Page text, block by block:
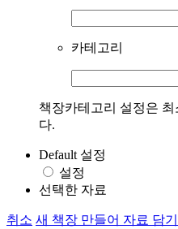
카테고리
책장카테고리 설정은 최
다.
Default 설정
설정
선택한 자료
취소 새 책장 만들어 자료 담기